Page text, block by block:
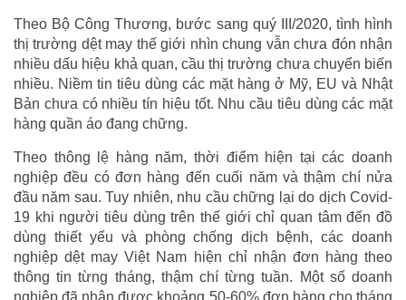
Theo Bộ Công Thương, bước sang quý III/2020, tình hình
thị trường dệt may thế giới nhìn chung vẫn chưa đón nhận
nhiều dấu hiệu khả quan, cầu thị trường chưa chuyển biến
nhiều. Niềm tin tiêu dùng các mặt hàng ở Mỹ, EU và Nhật
Bản chưa có nhiều tín hiệu tốt. Nhu cầu tiêu dùng các mặt
hàng quần áo đang chững.
Theo thông lệ hàng năm, thời điểm hiện tại các doanh
nghiệp đều có đơn hàng đến cuối năm và thậm chí nửa
đầu năm sau. Tuy nhiên, nhu cầu chững lại do dịch Covid-
19 khi người tiêu dùng trên thế giới chỉ quan tâm đến đồ
dùng thiết yếu và phòng chống dịch bệnh, các doanh
nghiệp dệt may Việt Nam hiện chỉ nhận đơn hàng theo
thông tin từng tháng, thậm chí từng tuần. Một số doanh